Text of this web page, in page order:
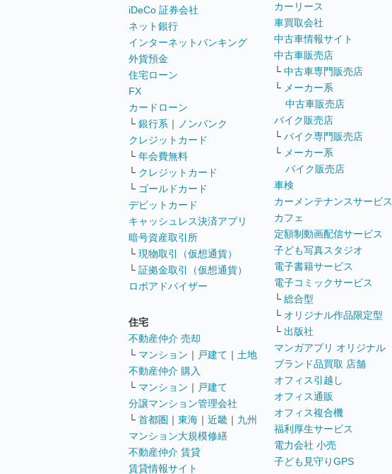
iDeCo 証券会社
ネット銀行
インターネットバンキング
外貨預金
住宅ローン
FX
カードローン
└ 銀行系 ｜
ノンバンク
クレジットカード
└ 年会費無料
└ クレジットカード
└ ゴールドカード
デビットカード
キャッシュレス決済アプリ
暗号資産取引所
└ 現物取引（仮想通貨）
└ 証拠金取引（仮想通貨）
ロボアドバイザー
住宅
不動産仲介 売却
└ マンション ｜ 戸建て ｜ 土地
不動産仲介 購入
└ マンション ｜ 戸建て
分譲マンション管理会社
└ 首都圏 ｜ 東海 ｜ 近畿 ｜ 九州
マンション大規模修繕
不動産仲介 賃貸
賃貸情報サイト
カーリース
車買取会社
中古車情報サイト
中古車販売店
└ 中古車専門販売店
└ メーカー系
中古車販売店
バイク販売店
└ バイク専門販売店
└ メーカー系
バイク販売店
車検
カーメンテナンスサービス
カフェ
定額制動画配信サービス
子ども写真スタジオ
電子書籍サービス
電子コミックサービス
└ 総合型
└ オリジナル作品限定型
└ 出版社
マンガアプリ オリジナル
ブランド品買取 店舗
オフィス引越し
オフィス通販
オフィス複合機
福利厚生サービス
電力会社 小売
子ども見守りGPS